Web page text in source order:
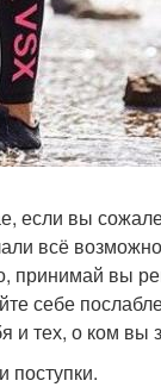
если вы
всё
принимай вы
себе
тех, о ком вы
поступки.